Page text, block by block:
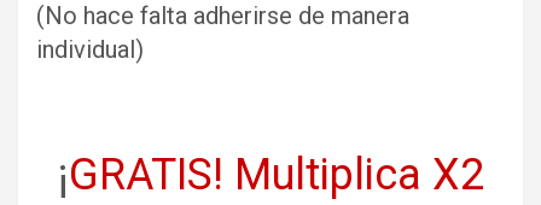
(No hace falta adherirse de manera
individual)
¡GRATIS! Multiplica X2